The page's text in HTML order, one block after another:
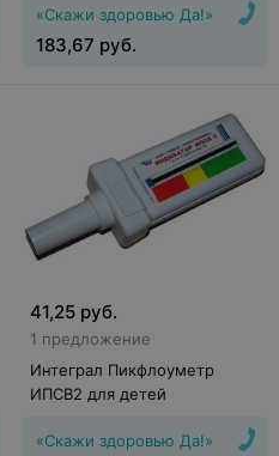
«Скажи здоровью Да!»
183,67 руб.
41,25 руб.
1 предложение
Интеграл Пикфлоуметр
ИПСВ2 для детей
«Скажи здоровью Да!»